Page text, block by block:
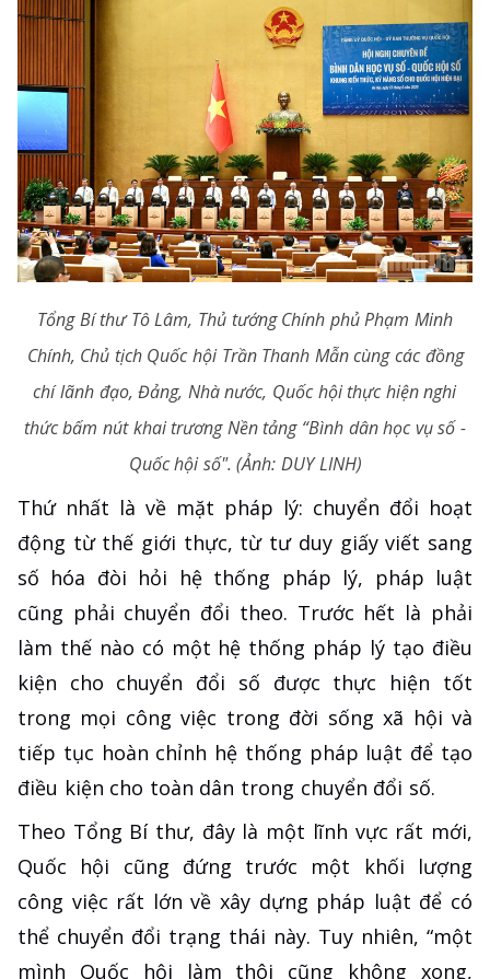
Tổng Bí thư Tô Lâm, Thủ tướng Chính phủ Phạm Minh
Chính, Chủ tịch Quốc hội Trần Thanh Mẫn cùng các đồng
chí lãnh đạo, Đảng, Nhà nước, Quốc hội thực hiện nghi
thức bấm nút khai trương Nền tảng “Bình dân học vụ số -
Quốc hội số". (Ảnh: DUY LINH)
Thứ nhất là về mặt pháp lý: chuyển đổi hoạt
động từ thế giới thực, từ tư duy giấy viết sang
số hóa đòi hỏi hệ thống pháp lý, pháp luật
cũng phải chuyển đổi theo. Trước hết là phải
làm thế nào có một hệ thống pháp lý tạo điều
kiện cho chuyển đổi số được thực hiện tốt
trong mọi công việc trong đời sống xã hội và
tiếp tục hoàn chỉnh hệ thống pháp luật để tạo
điều kiện cho toàn dân trong chuyển đổi số.
Theo Tổng Bí thư, đây là một lĩnh vực rất mới,
Quốc hội cũng đứng trước một khối lượng
công việc rất lớn về xây dựng pháp luật để có
thể chuyển đổi trạng thái này. Tuy nhiên, “một
mình Quốc hội làm thôi cũng không xong,